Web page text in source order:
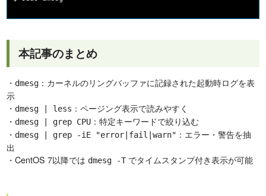
本記事のまとめ
・ dmesg ：カーネルのリングバッファに記録された起動時ログを表
示
・ dmesg | less ：ページング表示で読みやすく
・ dmesg | grep CPU ：特定キーワードで絞り込む
・ dmesg | grep -iE "error|fail|warn" ：エラー・警告を抽
出
・CentOS 7以降では dmesg -Tでタイムスタンプ付き表示が可能